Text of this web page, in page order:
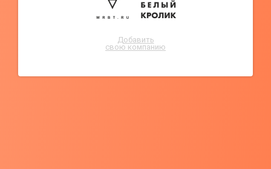
Добавить
свою компанию